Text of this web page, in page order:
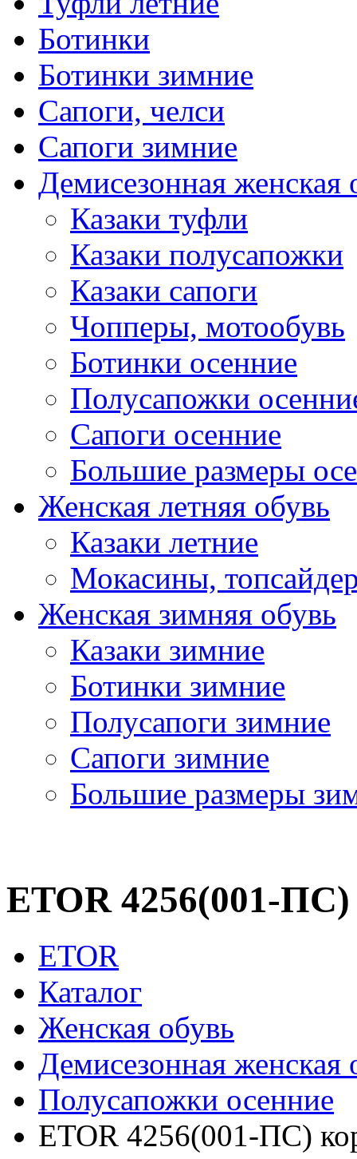
Ботинки
Ботинки зимние
Сапоги, челси
Сапоги зимние
Демисезонная женская
Казаки туфли
Казаки полусапожки
Казаки сапоги
Чопперы, мотообувь
Ботинки осенние
Полусапожки
Сапоги осенние
Большие размеры
Женская летняя обувь
Казаки летние
Мокасины,
Женская зимняя обувь
Казаки зимние
Ботинки зимние
Полусапоги зимние
Сапоги зимние
Большие размеры
ETOR 4256(001-ПС)
ETOR
Каталог
Женская обувь
Демисезонная женская
Полусапожки осенние
ETOR 4256(001-ПС)